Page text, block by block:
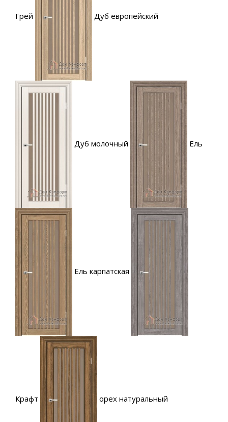
Грей Дуб европейский
Дуб молочный Ель
Ель карпатская
Крафт орех натуральный